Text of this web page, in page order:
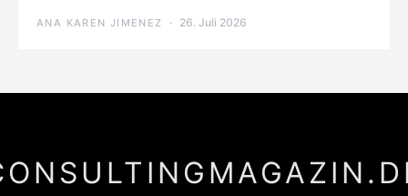
ANA KAREN JIMENEZ 26. Juli 2026